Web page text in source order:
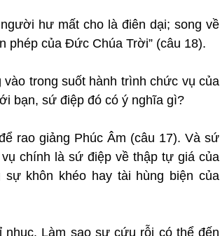
hư mất cho là điên dại; song về
phép của Đức Chúa Trời” (câu 18).
trong suốt hành trình chức vụ của
bạn, sứ điệp đó có ý nghĩa gì?
rao giảng Phúc Âm (câu 17). Và sứ
chính là sứ điệp về thập tự giá của
khôn khéo hay tài hùng biện của
Làm sao sự cứu rỗi có thể đến